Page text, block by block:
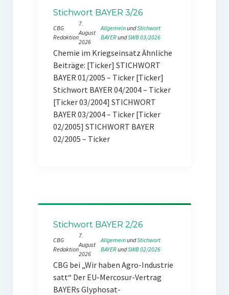
Stichwort BAYER 3/26
CBG
Redaktion
7.
August
2026
Allgemein und Stichwort
BAYER und SWB 03/2026
Chemie im Kriegseinsatz Ähnliche
Beiträge: [Ticker] STICHWORT
BAYER 01/2005 – Ticker [Ticker]
Stichwort BAYER 04/2004 – Ticker
[Ticker 03/2004] STICHWORT
BAYER 03/2004 – Ticker [Ticker
02/2005] STICHWORT BAYER
02/2005 – Ticker
Stichwort BAYER 2/26
CBG
Redaktion
7.
August
2026
Allgemein und Stichwort
BAYER und SWB 02/2026
CBG bei „Wir haben Agro-Industrie
satt“ Der EU-Mercosur-Vertrag
BAYERs Glyphosat-